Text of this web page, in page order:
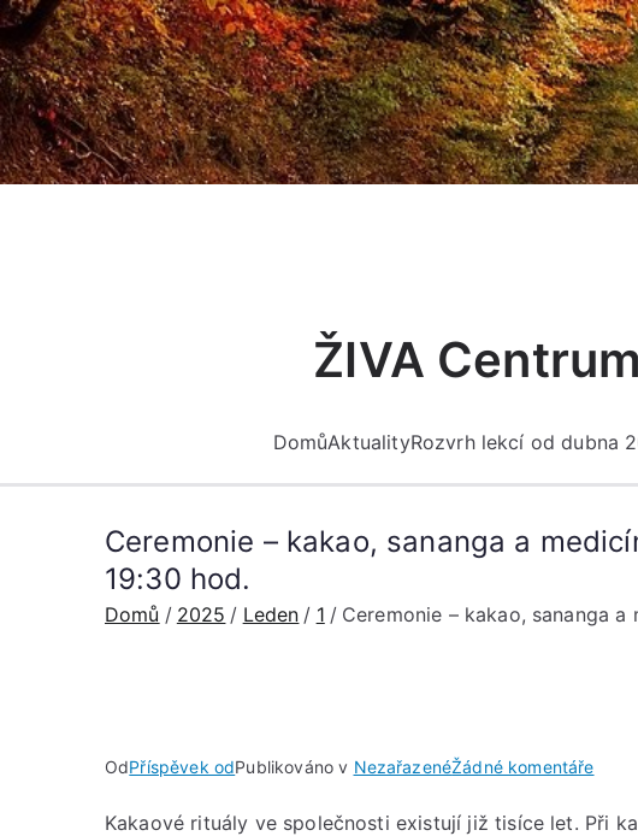
Přeskočit
na
obsah
ŽIVA
DomůAktualityRozvrh lekcí od dubna
Ceremonie – kakao, sananga a
19:30 hod.
Domů 2025 Leden 1 Ceremonie – kakao, sananga
OdPříspěvek odPublikováno v NezařazenéŽádné komentářeu
–
Kakaové rituály ve společnosti existují již tisíce let. Při